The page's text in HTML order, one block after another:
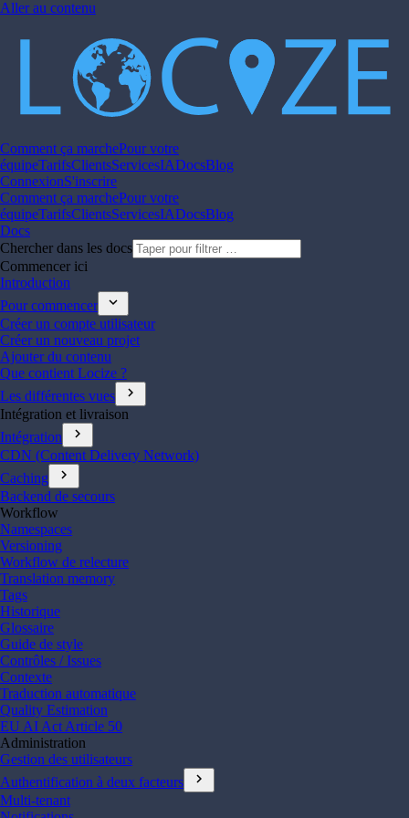
Aller au contenu
Comment ça marchePour votre
équipeTarifsClientsServicesIADocsBlog
ConnexionS'inscrire
Comment ça marchePour votre
équipeTarifsClientsServicesIADocsBlog
Docs
Chercher dans les docs
Commencer ici
Introduction
Pour commencer
expand_more
Créer un compte utilisateur
Créer un nouveau projet
Ajouter du contenu
Que contient Locize ?
Les différentes vues
chevron_right
Intégration et livraison
Intégration
chevron_right
CDN (Content Delivery Network)
Caching
chevron_right
Backend de secours
Workflow
Namespaces
Versioning
Workflow de relecture
Translation memory
Tags
Historique
Glossaire
Guide de style
Contrôles / Issues
Contexte
Traduction automatique
Quality Estimation
EU AI Act Article 50
Administration
Gestion des utilisateurs
Authentification à deux facteurs
chevron_right
Multi-tenant